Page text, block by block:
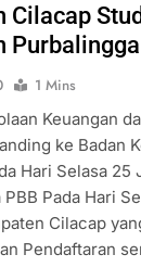
Cilacap
Purbalingga
1 Mins
Keuangan
ke Badan
Hari Selasa 25
Pada Hari
Cilacap
Pendaftaran